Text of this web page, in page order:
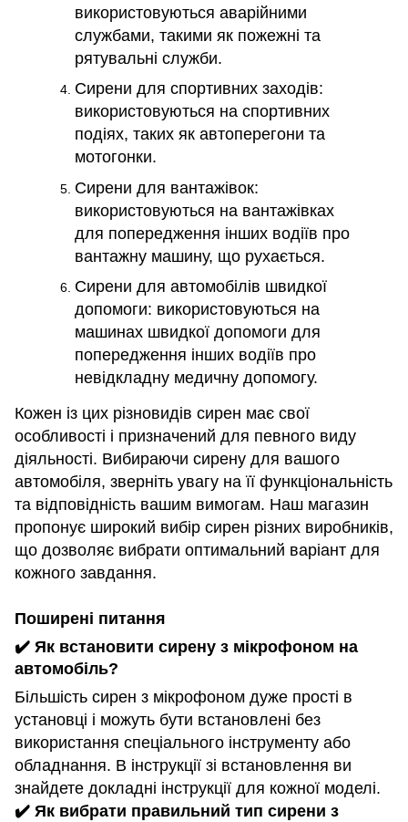
використовуються аварійними
службами, такими як пожежні та
рятувальні служби.
Сирени для спортивних заходів:
використовуються на спортивних
подіях, таких як автоперегони та
мотогонки.
Сирени для вантажівок:
використовуються на вантажівках
для попередження інших водіїв про
вантажну машину, що рухається.
Сирени для автомобілів швидкої
допомоги: використовуються на
машинах швидкої допомоги для
попередження інших водіїв про
невідкладну медичну допомогу.
Кожен із цих різновидів сирен має свої
особливості і призначений для певного виду
діяльності. Вибираючи сирену для вашого
автомобіля, зверніть увагу на її функціональність
та відповідність вашим вимогам. Наш магазин
пропонує широкий вибір сирен різних виробників,
що дозволяє вибрати оптимальний варіант для
кожного завдання.
Поширені питання
✔️ Як встановити сирену з мікрофоном на
автомобіль?
Більшість сирен з мікрофоном дуже прості в
установці і можуть бути встановлені без
використання спеціального інструменту або
обладнання. В інструкції зі встановлення ви
знайдете докладні інструкції для кожної моделі.
✔️ Як вибрати правильний тип сирени з